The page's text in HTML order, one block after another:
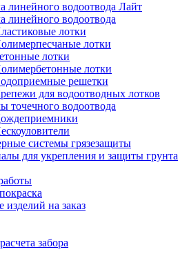
линейного водоотвода Лайт
линейного водоотвода
лотки
лотки
лотки
лотки
решетки
для водоотводных лотков
точечного водоотвода
системы грязезащиты
для укрепления и защиты грунта
изделий на заказ
забора